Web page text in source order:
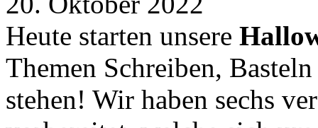
Heute starten unsere
Themen Schreiben,
stehen! Wir haben sechs